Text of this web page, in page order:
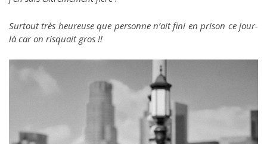
Surtout très heureuse que personne n’ait fini en prison ce jour-
là car on risquait gros !!